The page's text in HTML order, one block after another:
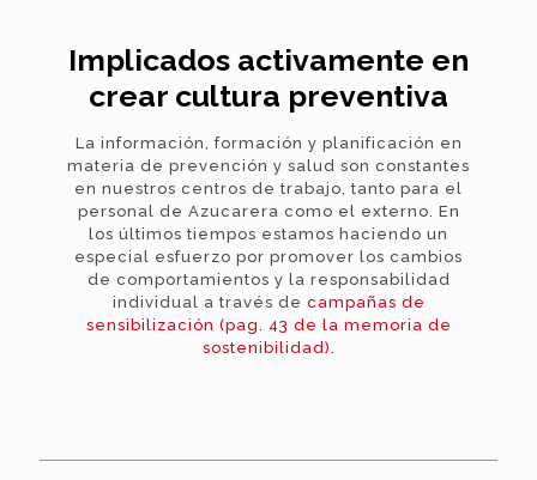
Implicados activamente en
crear cultura preventiva
La información, formación y planificación en
materia de prevención y salud son constantes
en nuestros centros de trabajo, tanto para el
personal de Azucarera como el externo. En
los últimos tiempos estamos haciendo un
especial esfuerzo por promover los cambios
de comportamientos y la responsabilidad
individual a través de campañas de
sensibilización (pag. 43 de la memoria de
sostenibilidad).